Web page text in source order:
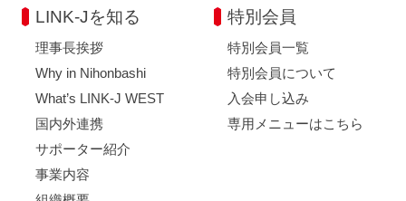
LINK-Jを知る
理事長挨拶
Why in Nihonbashi
What’s LINK-J WEST
国内外連携
サポーター紹介
事業内容
特別会員
特別会員一覧
特別会員について
入会申し込み
専用メニューはこちら